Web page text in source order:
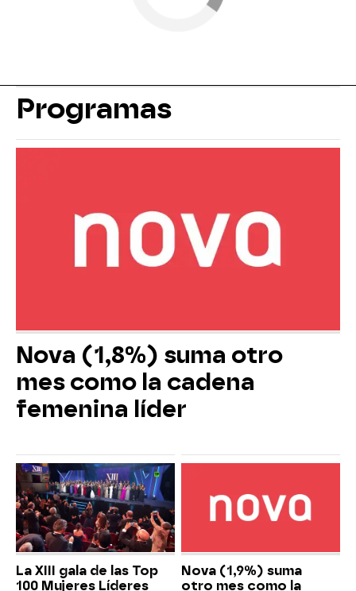
Programas
Nova (1,8%) suma otro
mes como la cadena
femenina líder
La XIII gala de las Top
100 Mujeres Líderes
Nova (1,9%) suma
otro mes como la